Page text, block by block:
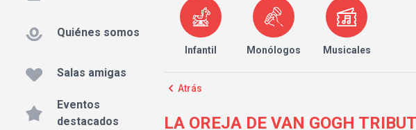
Quiénes somos
Salas amigas
Eventos
destacados
Infantil Monólogos Musicales
Atrás
LA OREJA DE VAN GOGH